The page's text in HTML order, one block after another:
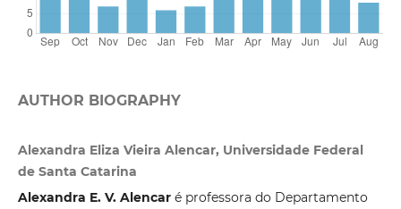
AUTHOR BIOGRAPHY
Alexandra Eliza Vieira Alencar, Universidade Federal
de Santa Catarina
Alexandra E. V. Alencaré professora do Departamento